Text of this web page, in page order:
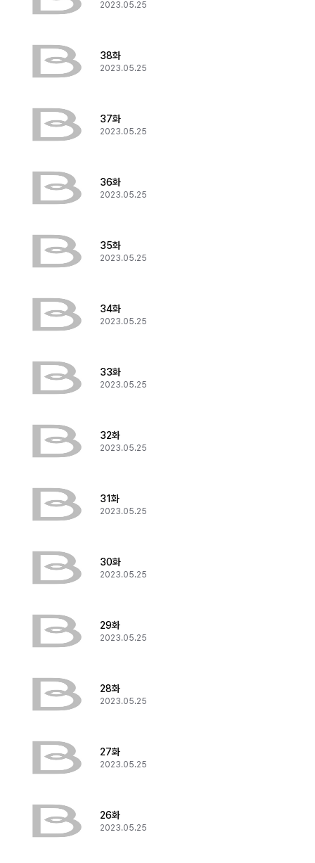
2023.05.25
38화
2023.05.25
37화
2023.05.25
36화
2023.05.25
35화
2023.05.25
34화
2023.05.25
33화
2023.05.25
32화
2023.05.25
31화
2023.05.25
30화
2023.05.25
29화
2023.05.25
28화
2023.05.25
27화
2023.05.25
26화
2023.05.25